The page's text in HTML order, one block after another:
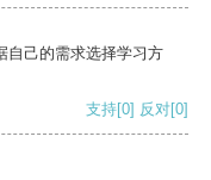
自己的需求选择学习方
支持[0] 反对[0]